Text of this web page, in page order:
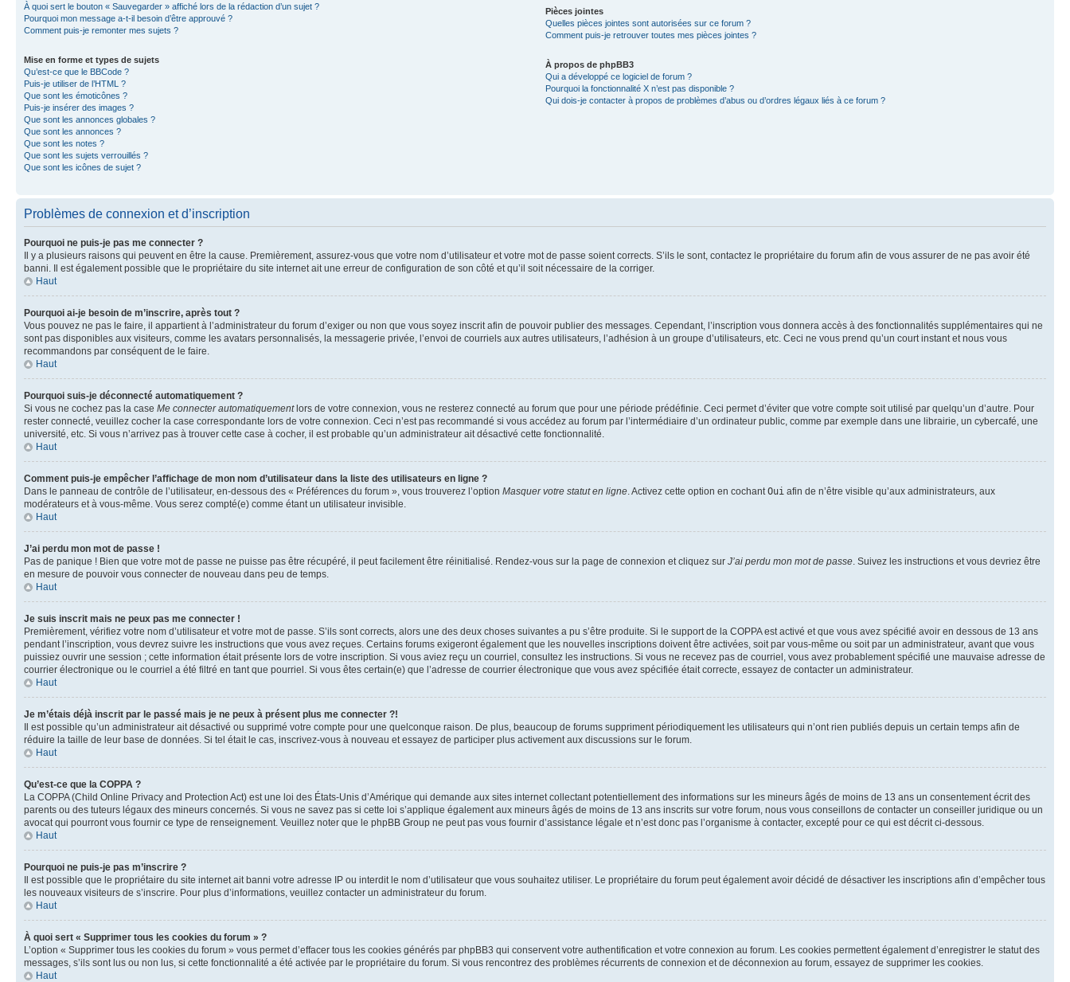
À quoi sert le bouton « Sauvegarder » affiché lors de la rédaction d’un sujet ?
Pourquoi mon message a-t-il besoin d’être approuvé ?
Comment puis-je remonter mes sujets ?
Mise en forme et types de sujets
Qu’est-ce que le BBCode ?
Puis-je utiliser de l’HTML ?
Que sont les émoticônes ?
Puis-je insérer des images ?
Que sont les annonces globales ?
Que sont les annonces ?
Que sont les notes ?
Que sont les sujets verrouillés ?
Que sont les icônes de sujet ?
Pièces jointes
Quelles pièces jointes sont autorisées sur ce forum ?
Comment puis-je retrouver toutes mes pièces jointes ?
À propos de phpBB3
Qui a développé ce logiciel de forum ?
Pourquoi la fonctionnalité X n’est pas disponible ?
Qui dois-je contacter à propos de problèmes d’abus ou d’ordres légaux liés à ce forum ?
Problèmes de connexion et d’inscription
Pourquoi ne puis-je pas me connecter ?
Il y a plusieurs raisons qui peuvent en être la cause. Premièrement, assurez-vous que votre nom d’utilisateur et votre mot de passe soient corrects. S’ils le sont, contactez le propriétaire du forum afin de vous assurer de ne pas avoir été
banni. Il est également possible que le propriétaire du site internet ait une erreur de configuration de son côté et qu’il soit nécessaire de la corriger.
Haut
Pourquoi ai-je besoin de m’inscrire, après tout ?
Vous pouvez ne pas le faire, il appartient à l’administrateur du forum d’exiger ou non que vous soyez inscrit afin de pouvoir publier des messages. Cependant, l’inscription vous donnera accès à des fonctionnalités supplémentaires qui ne
sont pas disponibles aux visiteurs, comme les avatars personnalisés, la messagerie privée, l’envoi de courriels aux autres utilisateurs, l’adhésion à un groupe d’utilisateurs, etc. Ceci ne vous prend qu’un court instant et nous vous
recommandons par conséquent de le faire.
Haut
Pourquoi suis-je déconnecté automatiquement ?
Si vous ne cochez pas la case Me connecter automatiquementlors de votre connexion, vous ne resterez connecté au forum que pour une période prédéfinie. Ceci permet d’éviter que votre compte soit utilisé par quelqu’un d’autre. Pour
rester connecté, veuillez cocher la case correspondante lors de votre connexion. Ceci n’est pas recommandé si vous accédez au forum par l’intermédiaire d’un ordinateur public, comme par exemple dans une librairie, un cybercafé, une
université, etc. Si vous n’arrivez pas à trouver cette case à cocher, il est probable qu’un administrateur ait désactivé cette fonctionnalité.
Haut
Comment puis-je empêcher l’affichage de mon nom d’utilisateur dans la liste des utilisateurs en ligne ?
Dans le panneau de contrôle de l’utilisateur, en-dessous des « Préférences du forum », vous trouverez l’option Masquer votre statut en ligne . Activez cette option en cochant Oui afin de n’être visible qu’aux administrateurs, aux
modérateurs et à vous-même. Vous serez compté(e) comme étant un utilisateur invisible.
Haut
J’ai perdu mon mot de passe !
Pas de panique ! Bien que votre mot de passe ne puisse pas être récupéré, il peut facilement être réinitialisé. Rendez-vous sur la page de connexion et cliquez sur J’ai perdu mon mot de passe . Suivez les instructions et vous devriez être
en mesure de pouvoir vous connecter de nouveau dans peu de temps.
Haut
Je suis inscrit mais ne peux pas me connecter !
Premièrement, vérifiez votre nom d’utilisateur et votre mot de passe. S’ils sont corrects, alors une des deux choses suivantes a pu s’être produite. Si le support de la COPPA est activé et que vous avez spécifié avoir en dessous de 13 ans
pendant l’inscription, vous devrez suivre les instructions que vous avez reçues. Certains forums exigeront également que les nouvelles inscriptions doivent être activées, soit par vous-même ou soit par un administrateur, avant que vous
puissiez ouvrir une session ; cette information était présente lors de votre inscription. Si vous aviez reçu un courriel, consultez les instructions. Si vous ne recevez pas de courriel, vous avez probablement spécifié une mauvaise adresse de
courrier électronique ou le courriel a été filtré en tant que pourriel. Si vous êtes certain(e) que l’adresse de courrier électronique que vous avez spécifiée était correcte, essayez de contacter un administrateur.
Haut
Je m’étais déjà inscrit par le passé mais je ne peux à présent plus me connecter ?!
Il est possible qu’un administrateur ait désactivé ou supprimé votre compte pour une quelconque raison. De plus, beaucoup de forums suppriment périodiquement les utilisateurs qui n’ont rien publiés depuis un certain temps afin de
réduire la taille de leur base de données. Si tel était le cas, inscrivez-vous à nouveau et essayez de participer plus activement aux discussions sur le forum.
Haut
Qu’est-ce que la COPPA ?
La COPPA (Child Online Privacy and Protection Act) est une loi des États-Unis d’Amérique qui demande aux sites internet collectant potentiellement des informations sur les mineurs âgés de moins de 13 ans un consentement écrit des
parents ou des tuteurs légaux des mineurs concernés. Si vous ne savez pas si cette loi s’applique également aux mineurs âgés de moins de 13 ans inscrits sur votre forum, nous vous conseillons de contacter un conseiller juridique ou un
avocat qui pourront vous fournir ce type de renseignement. Veuillez noter que le phpBB Group ne peut pas vous fournir d’assistance légale et n’est donc pas l’organisme à contacter, excepté pour ce qui est décrit ci-dessous.
Haut
Pourquoi ne puis-je pas m’inscrire ?
Il est possible que le propriétaire du site internet ait banni votre adresse IP ou interdit le nom d’utilisateur que vous souhaitez utiliser. Le propriétaire du forum peut également avoir décidé de désactiver les inscriptions afin d’empêcher tous
les nouveaux visiteurs de s’inscrire. Pour plus d’informations, veuillez contacter un administrateur du forum.
Haut
À quoi sert « Supprimer tous les cookies du forum » ?
L’option « Supprimer tous les cookies du forum » vous permet d’effacer tous les cookies générés par phpBB3 qui conservent votre authentification et votre connexion au forum. Les cookies permettent également d’enregistrer le statut des
messages, s’ils sont lus ou non lus, si cette fonctionnalité a été activée par le propriétaire du forum. Si vous rencontrez des problèmes récurrents de connexion et de déconnexion au forum, essayez de supprimer les cookies.
Haut